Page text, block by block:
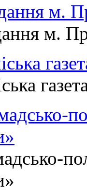
м.